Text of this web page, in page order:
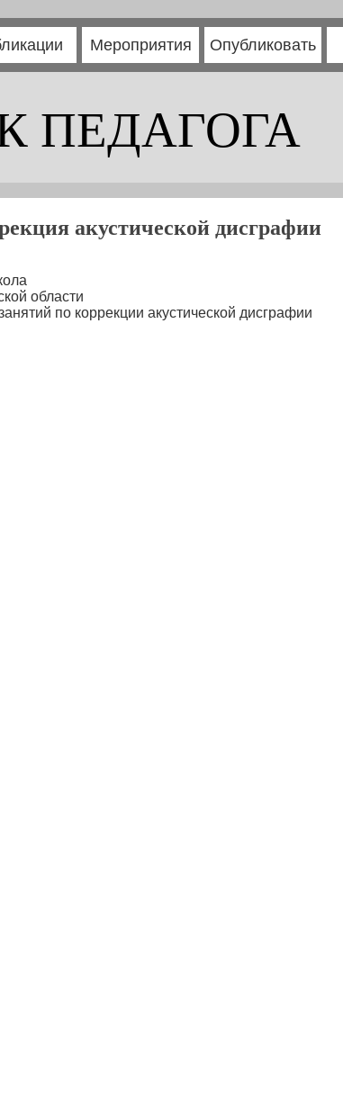
Мероприятия Опубликовать
ПЕДАГОГА
акустической дисграфии
области
по коррекции акустической дисграфии